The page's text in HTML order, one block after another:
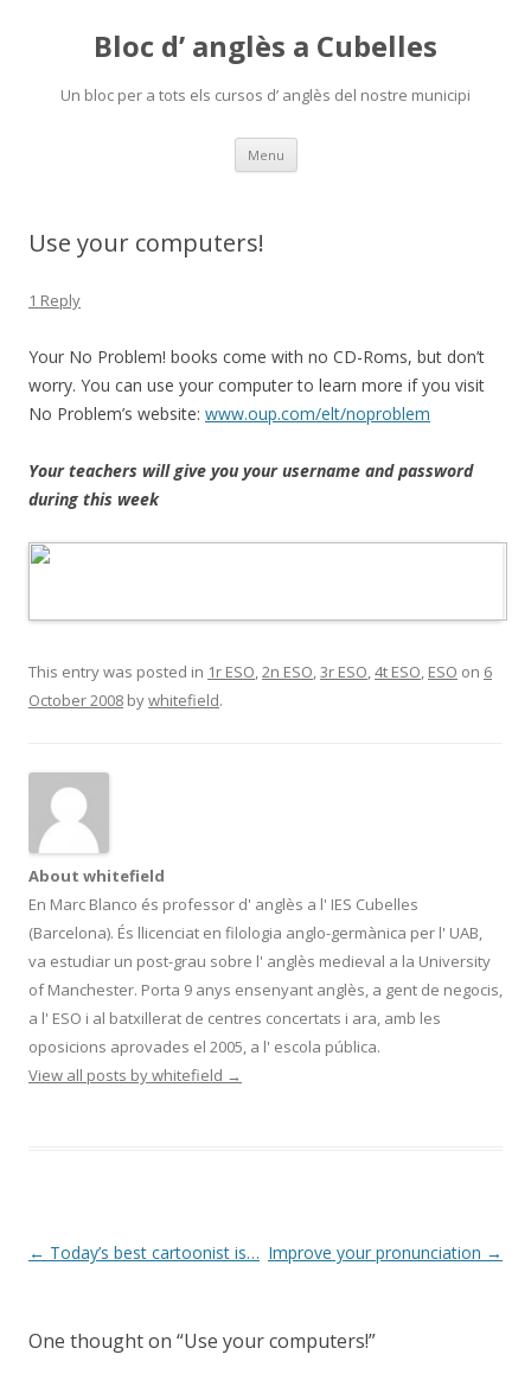
Bloc d’ anglès a Cubelles
Un bloc per a tots els cursos d’ anglès del nostre municipi
Menu Skip
content
Use your computers!
1 Reply
Your No Problem! books come with no CD-Roms, but don’t
worry. You can use your computer to learn more if you visit
No Problem’s website: www.oup.com/elt/noproblem
Your teachers will give you your username and password
during this week
This entry was posted in 1r ESO,2n ESO,3r ESO,4t ESO, ESO on 6
October 2008 bywhitefield.
About whitefield
En Marc Blanco és professor d' anglès a l' IES Cubelles
(Barcelona). És llicenciat en filologia anglo-germànica per l' UAB,
va estudiar un post-grau sobre l' anglès medieval a la University
of Manchester. Porta 9 anys ensenyant anglès, a gent de negocis,
a l' ESO i al batxillerat de centres concertats i ara, amb les
oposicions aprovades el 2005, a l' escola pública.
View all posts by whitefield →
Post
← Today’s best cartoonist is… Improve your pronunciation →
One thought on “Use your computers!”